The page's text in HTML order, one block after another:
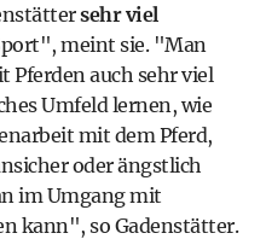
sehr viel
meint sie. "Man
Pferden auch sehr viel
Umfeld lernen, wie
mit dem Pferd,
oder ängstlich
im Umgang mit
kann", so Gadenstätter.